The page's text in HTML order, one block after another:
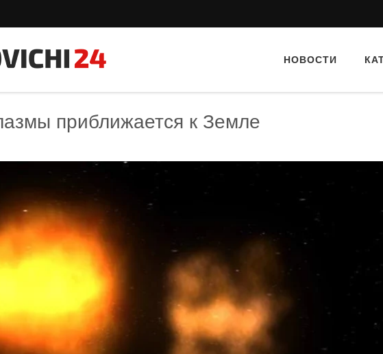
НОВОСТИ
приближается к Земле
Тайный гость: ресторан